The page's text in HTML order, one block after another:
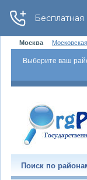
Москва
Выберите ваш
Поиск по